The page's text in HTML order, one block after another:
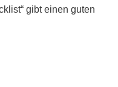
gibt einen guten